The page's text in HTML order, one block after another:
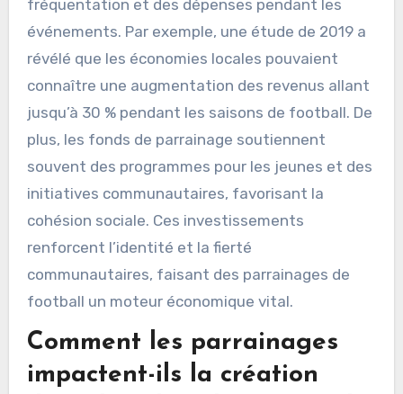
fréquentation et des dépenses pendant les
événements. Par exemple, une étude de 2019 a
révélé que les économies locales pouvaient
connaître une augmentation des revenus allant
jusqu’à 30 % pendant les saisons de football. De
plus, les fonds de parrainage soutiennent
souvent des programmes pour les jeunes et des
initiatives communautaires, favorisant la
cohésion sociale. Ces investissements
renforcent l’identité et la fierté
communautaires, faisant des parrainages de
football un moteur économique vital.
Comment les parrainages
impactent-ils la création